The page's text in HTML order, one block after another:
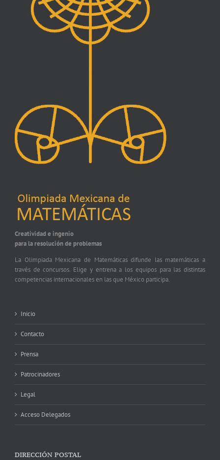
Creatividad e ingenio
para la resolución de problemas
La Olimpiada Mexicana de Matemáticas difunde las matemáticas a
través de concursos. Elige y entrena a los equipos para las distintas
competencias internacionales en las que México participa.
Inicio
Contacto
Prensa
Patrocinadores
Legal
Acceso Delegados
DIRECCIÓN POSTAL